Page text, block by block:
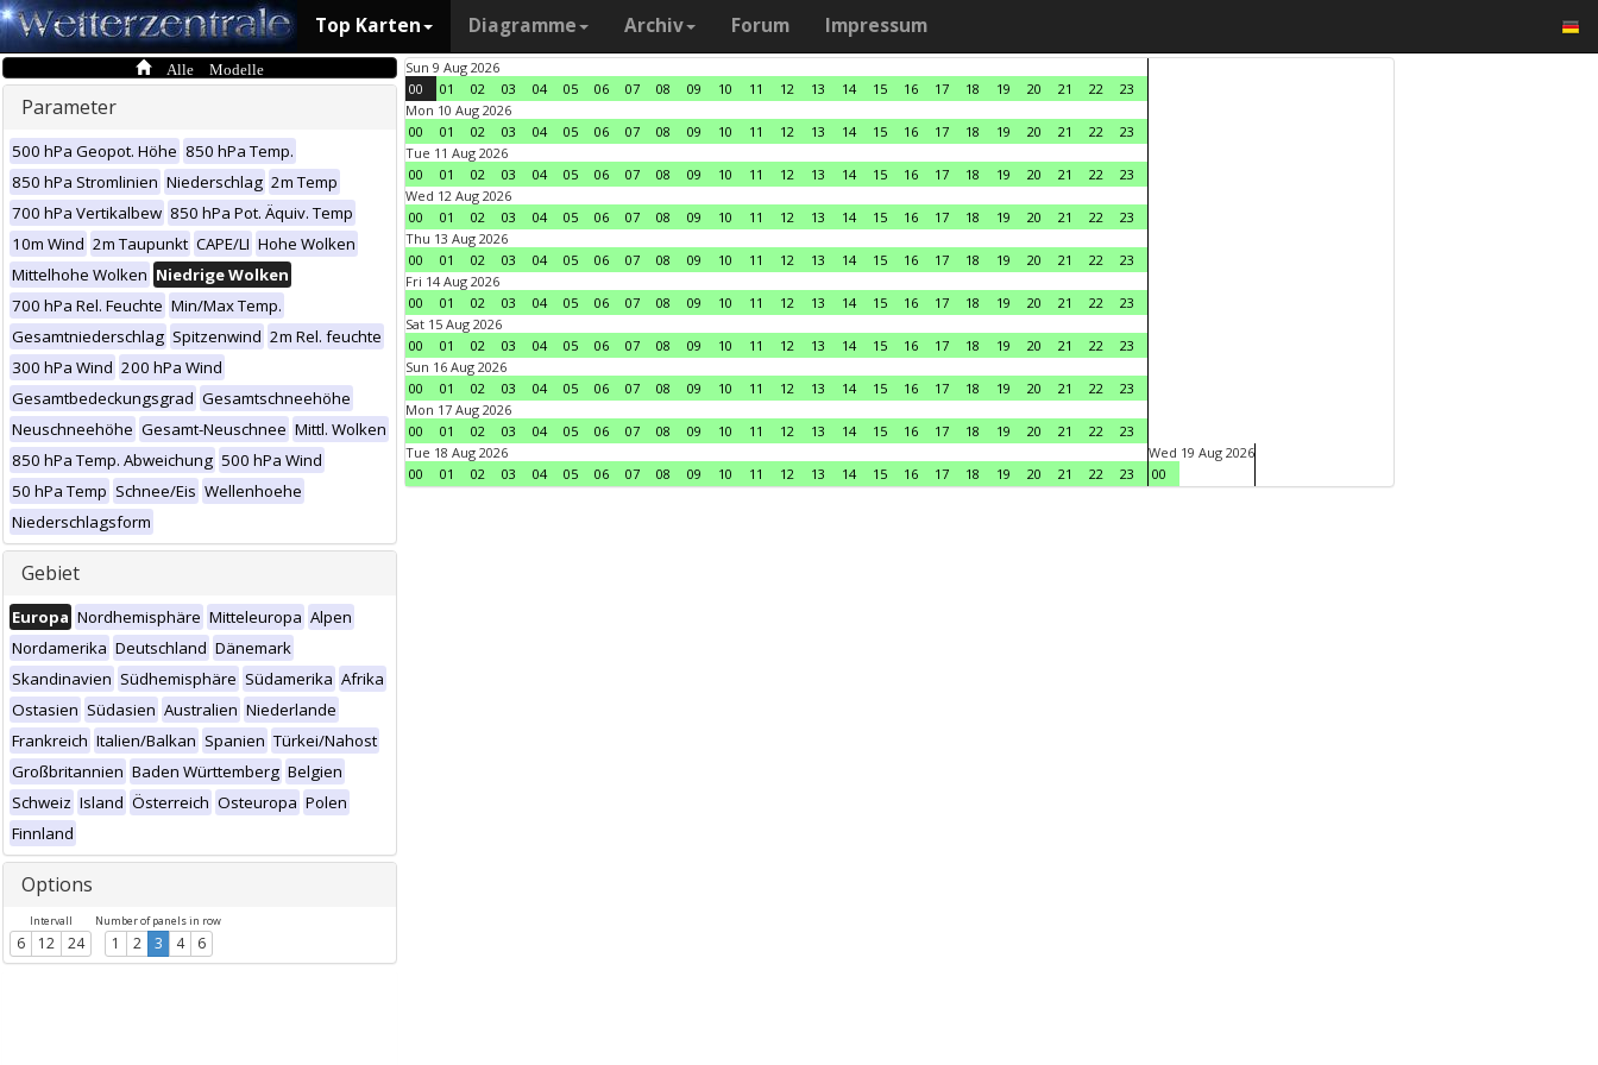
Top Karten Diagramme Archiv Forum Impressum
Alle Modelle
Parameter
500 hPa Geopot. Höhe 850 hPa Temp.
850 hPa Stromlinien Niederschlag 2m Temp
700 hPa Vertikalbew 850 hPa Pot. Äquiv. Temp
10m Wind 2m Taupunkt CAPE/LI Hohe Wolken
Mittelhohe Wolken Niedrige Wolken
700 hPa Rel. Feuchte Min/Max Temp.
Gesamtniederschlag Spitzenwind 2m Rel. feuchte
300 hPa Wind 200 hPa Wind
Gesamtbedeckungsgrad Gesamtschneehöhe
Neuschneehöhe Gesamt-Neuschnee Mittl. Wolken
850 hPa Temp. Abweichung 500 hPa Wind
50 hPa Temp Schnee/Eis Wellenhoehe
Niederschlagsform
Gebiet
Europa Nordhemisphäre Mitteleuropa Alpen
Nordamerika Deutschland Dänemark
Skandinavien Südhemisphäre Südamerika Afrika
Ostasien Südasien Australien Niederlande
Frankreich Italien/Balkan Spanien Türkei/Nahost
Großbritannien Baden Württemberg Belgien
Schweiz Island Österreich Osteuropa Polen
Finnland
Options
Intervall
6 12 24
Number of panels in row
1 2 3 4 6
Sun 9 Aug 2026
00
01 02 03 04 05 06 07 08 09 10 11 12 13 14 15 16 17 18 19 20 21 22
23
Mon 10 Aug 2026
00
01 02 03 04 05 06 07 08 09 10 11 12 13 14 15 16 17 18 19 20 21 22
23
Tue 11 Aug 2026
00
01 02 03 04 05 06 07 08 09 10 11 12 13 14 15 16 17 18 19 20 21 22
23
Wed 12 Aug 2026
00
01 02 03 04 05 06 07 08 09 10 11 12 13 14 15 16 17 18 19 20 21 22
23
Thu 13 Aug 2026
00
01 02 03 04 05 06 07 08 09 10 11 12 13 14 15 16 17 18 19 20 21 22
23
Fri 14 Aug 2026
00
01 02 03 04 05 06 07 08 09 10 11 12 13 14 15 16 17 18 19 20 21 22
23
Sat 15 Aug 2026
00
01 02 03 04 05 06 07 08 09 10 11 12 13 14 15 16 17 18 19 20 21 22
23
Sun 16 Aug 2026
00
01 02 03 04 05 06 07 08 09 10 11 12 13 14 15 16 17 18 19 20 21 22
23
Mon 17 Aug 2026
00
01 02 03 04 05 06 07 08 09 10 11 12 13 14 15 16 17 18 19 20 21 22
23
Tue 18 Aug 2026
00
01 02 03 04 05 06 07 08 09 10 11 12 13 14 15 16 17 18 19 20 21 22 23
Wed 19 Aug 2026
00